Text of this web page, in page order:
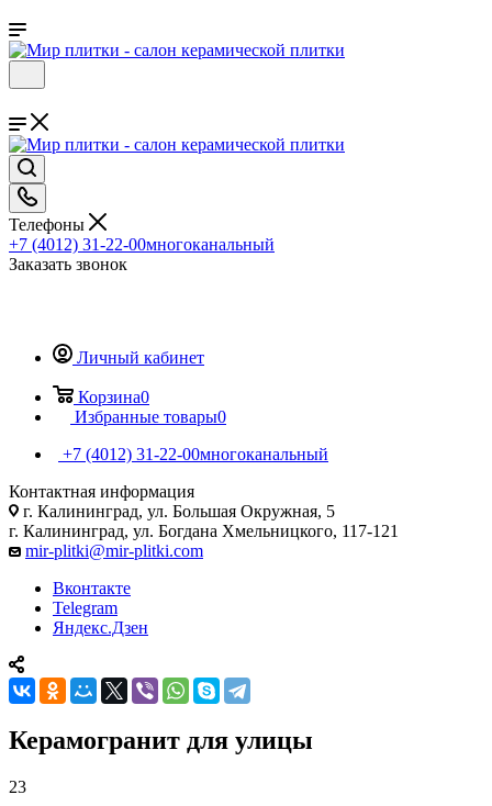
Телефоны
+7 (4012) 31-22-00многоканальный
Заказать звонок
Личный кабинет
Корзина0
Избранные товары0
+7 (4012) 31-22-00многоканальный
Контактная информация
г. Калининград, ул. Большая Окружная, 5
г. Калининград, ул. Богдана Хмельницкого, 117-121
mir-plitki@mir-plitki.com
Вконтакте
Telegram
Яндекс.Дзен
Керамогранит для улицы
23